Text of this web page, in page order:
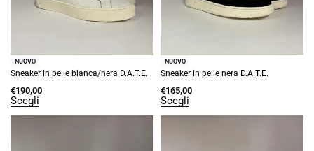
NUOVO
Sneaker in pelle bianca/nera D.A.T.E.
€190,00
Scegli
NUOVO
Sneaker in pelle nera D.A.T.E.
€165,00
Scegli